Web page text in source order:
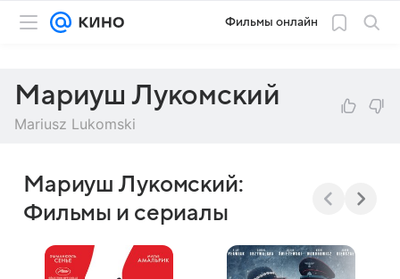
Фильмы онлайн
Мариуш Лукомский
Mariusz Lukomski
Мариуш Лукомский:
Фильмы и сериалы